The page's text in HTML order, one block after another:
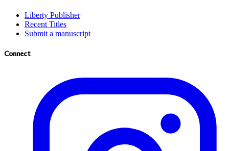
Liberty Publisher
Recent Titles
Submit a manuscript
Connect